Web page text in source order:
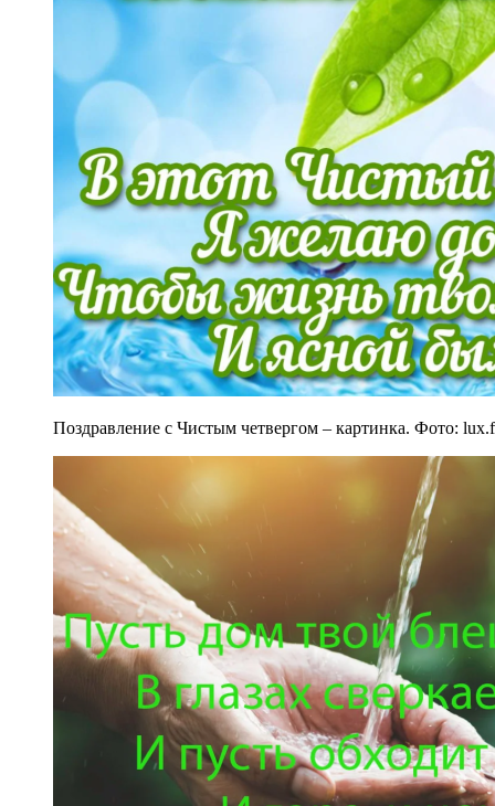
Поздравление с Чистым четвергом – картинка. Фото: